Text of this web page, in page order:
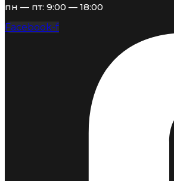
пн — пт: 9:00 — 18:00
Facebook-f